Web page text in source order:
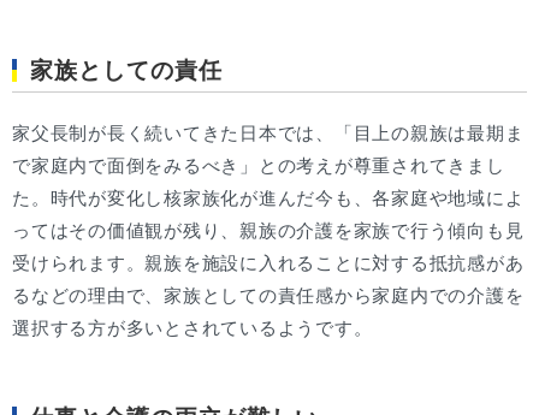
家族としての責任
家父長制が長く続いてきた日本では、「目上の親族は最期ま
で家庭内で面倒をみるべき」との考えが尊重されてきまし
た。時代が変化し核家族化が進んだ今も、各家庭や地域によ
ってはその価値観が残り、親族の介護を家族で行う傾向も見
受けられます。親族を施設に入れることに対する抵抗感があ
るなどの理由で、家族としての責任感から家庭内での介護を
選択する方が多いとされているようです。